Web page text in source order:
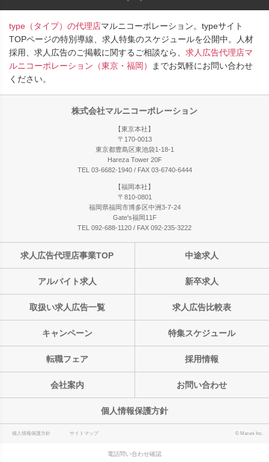
type（タイプ）の代理店マルニコーポレーション。typeサイト
TOPページの特別導線、求人特集のスケジュールを公開中。人材
採用、求人広告のご掲載に関するご相談なら、 求人広告代理店マ
ルニコーポレーション（東京・福岡）
までお気軽にお問い合わせ
ください。
株式会社マルニコーポレーション
【東京本社】
〒170-0013
東京都豊島区東池袋1-18-1
Hareza Tower 20F
TEL 03-6682-1940 / FAX 03-6740-6444
【福岡本社】
〒810-0801
福岡県福岡市博多区中洲3-7-24
Gate's福岡11F
TEL 092-688-1120 / FAX 092-235-3222
求人広告代理店事業TOP 中途求人
アルバイト求人 新卒求人
取扱い求人広告一覧 求人広告比較表
キャンペーン 特集スケジュール
転職フェア 採用情報
会社案内 お問い合わせ
個人情報保護方針
© Maruni Inc.
個人情報保護方針 サイトマップ
電話問い合わせ確認